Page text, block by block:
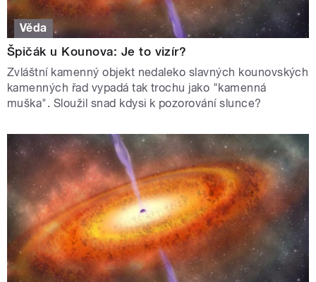
Věda
Špičák u Kounova: Je to vizír?
Zvláštní kamenný objekt nedaleko slavných kounovských
kamenných řad vypadá tak trochu jako "kamenná
muška". Sloužil snad kdysi k pozorování slunce?